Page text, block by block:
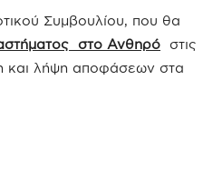
Συμβουλίου, που θα
στο Ανθηρό στις
και λήψη αποφάσεων στα